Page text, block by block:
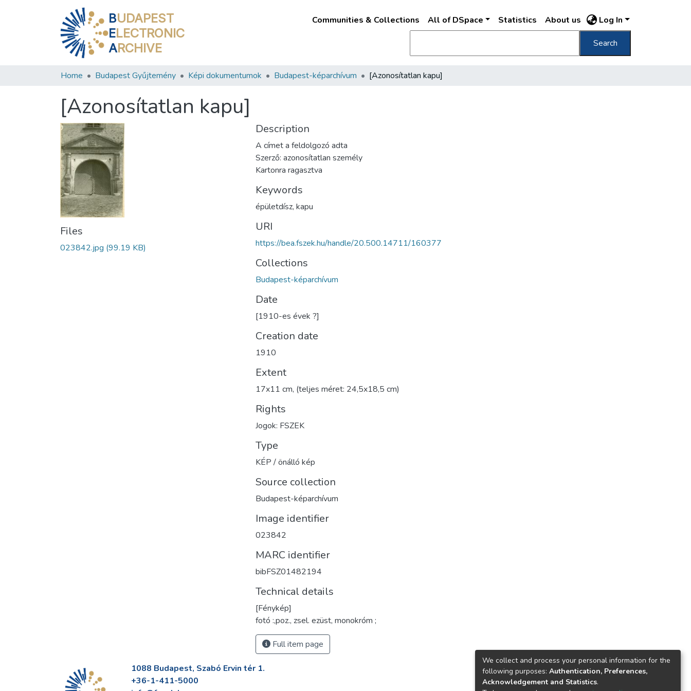
BUDAPEST
ELECTRONIC
ARCHIVE
Communities & Collections All of DSpace Statistics About us Log In
Search
Home Budapest Gyűjtemény Képi dokumentumok Budapest-képarchívum [Azonosítatlan kapu]
[Azonosítatlan kapu]
Files
023842.jpg (99.19 KB)
Description
A címet a feldolgozó adta
Szerző: azonosítatlan személy
Kartonra ragasztva
Keywords
épületdísz, kapu
URI
https://bea.fszek.hu/handle/20.500.14711/160377
Collections
Budapest-képarchívum
Date
[1910-es évek ?]
Creation date
1910
Extent
17x11 cm, (teljes méret: 24,5x18,5 cm)
Rights
Jogok: FSZEK
Type
KÉP / önálló kép
Source collection
Budapest-képarchívum
Image identifier
023842
MARC identifier
bibFSZ01482194
Technical details
[Fénykép]
fotó :,poz., zsel. ezüst, monokróm ;
Full item page
1088 Budapest, Szabó Ervin tér 1.
+36-1-411-5000
We collect and process your personal information for the
following purposes: Authentication, Preferences,
Acknowledgement and Statistics.